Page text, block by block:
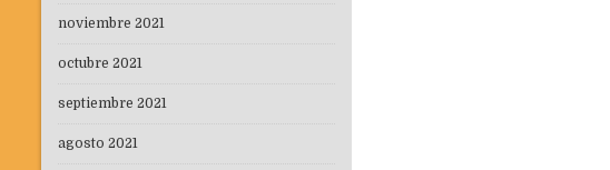
noviembre 2021
octubre 2021
septiembre 2021
agosto 2021